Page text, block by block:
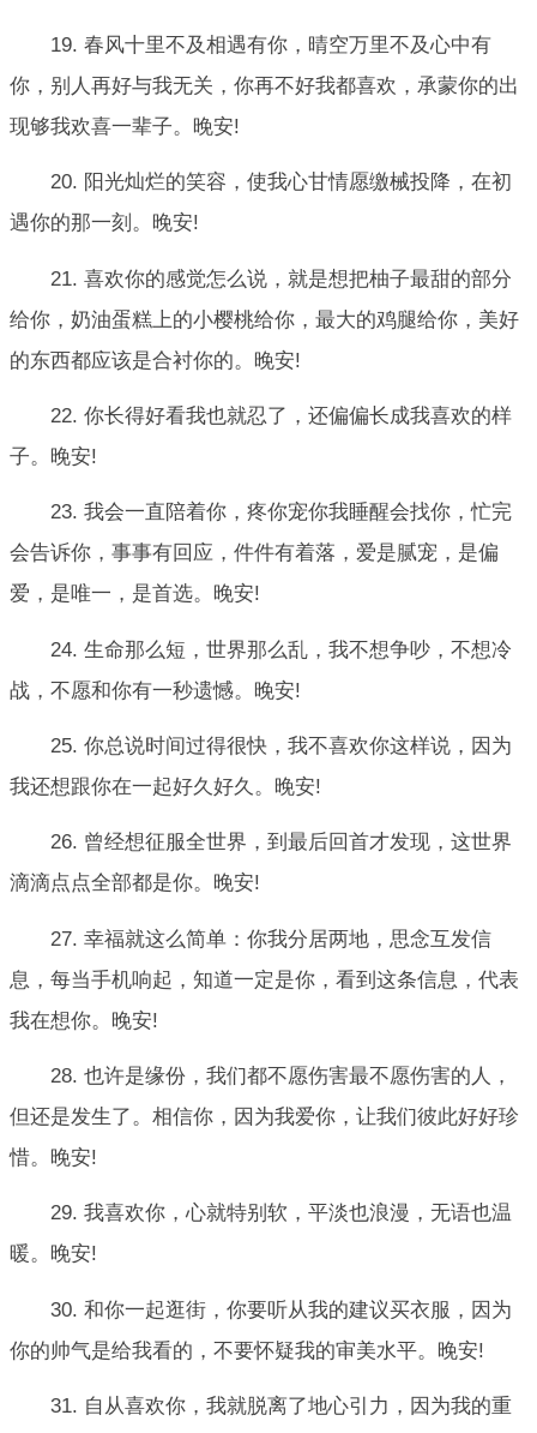
19. 春风十里不及相遇有你，晴空万里不及心中有
你，别人再好与我无关，你再不好我都喜欢，承蒙你的出
现够我欢喜一辈子。晚安!
20. 阳光灿烂的笑容，使我心甘情愿缴械投降，在初
遇你的那一刻。晚安!
21. 喜欢你的感觉怎么说，就是想把柚子最甜的部分
给你，奶油蛋糕上的小樱桃给你，最大的鸡腿给你，美好
的东西都应该是合衬你的。晚安!
22. 你长得好看我也就忍了，还偏偏长成我喜欢的样
子。晚安!
23. 我会一直陪着你，疼你宠你我睡醒会找你，忙完
会告诉你，事事有回应，件件有着落，爱是腻宠，是偏
爱，是唯一，是首选。晚安!
24. 生命那么短，世界那么乱，我不想争吵，不想冷
战，不愿和你有一秒遗憾。晚安!
25. 你总说时间过得很快，我不喜欢你这样说，因为
我还想跟你在一起好久好久。晚安!
26. 曾经想征服全世界，到最后回首才发现，这世界
滴滴点点全部都是你。晚安!
27. 幸福就这么简单：你我分居两地，思念互发信
息，每当手机响起，知道一定是你，看到这条信息，代表
我在想你。晚安!
28. 也许是缘份，我们都不愿伤害最不愿伤害的人，
但还是发生了。相信你，因为我爱你，让我们彼此好好珍
惜。晚安!
29. 我喜欢你，心就特别软，平淡也浪漫，无语也温
暖。晚安!
30. 和你一起逛街，你要听从我的建议买衣服，因为
你的帅气是给我看的，不要怀疑我的审美水平。晚安!
31. 自从喜欢你，我就脱离了地心引力，因为我的重